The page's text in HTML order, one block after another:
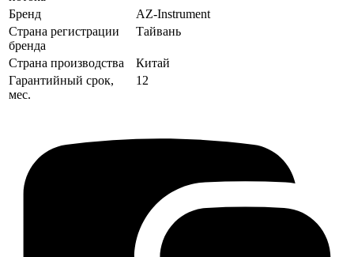
Бренд
AZ-Instrument
Страна регистрации
бренда
Тайвань
Страна производства
Китай
Гарантийный срок,
мес.
12